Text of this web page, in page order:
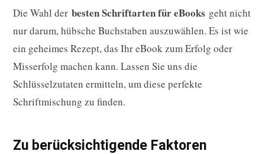
Die Wahl der besten Schriftarten für eBooks geht nicht
nur darum, hübsche Buchstaben auszuwählen. Es ist wie
ein geheimes Rezept, das Ihr eBook zum Erfolg oder
Misserfolg machen kann. Lassen Sie uns die
Schlüsselzutaten ermitteln, um diese perfekte
Schriftmischung zu finden.
Zu berücksichtigende Faktoren